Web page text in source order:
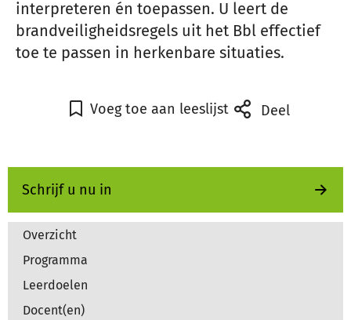
interpreteren én toepassen. U leert de
brandveiligheidsregels uit het Bbl effectief
toe te passen in herkenbare situaties.
Voeg toe aan leeslijst Deel
Schrijf u nu in
Overzicht
Programma
Leerdoelen
Docent(en)